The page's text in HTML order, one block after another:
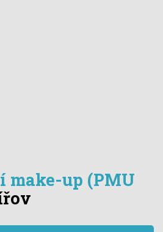
make-up (PMU